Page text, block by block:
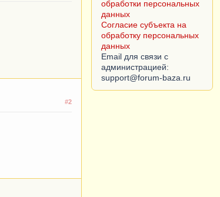
#2
Политика в отношении
обработки персональных
данных
Согласие субъекта на
обработку персональных
данных
Email для связи с
администрацией: